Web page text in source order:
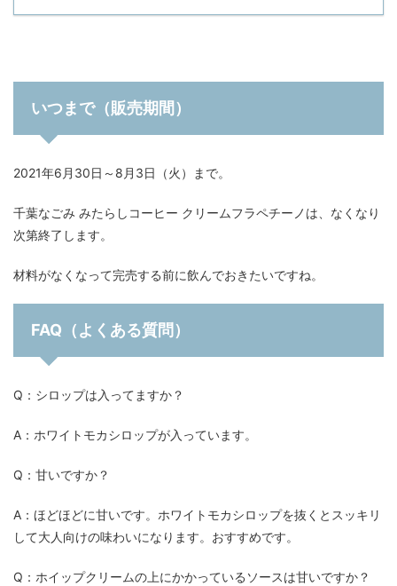
いつまで（販売期間）
2021年6月30日～8月3日（火）まで。
千葉なごみ みたらしコーヒー クリームフラペチーノは、なくなり
次第終了します。
材料がなくなって完売する前に飲んでおきたいですね。
FAQ（よくある質問）
Q：シロップは入ってますか？
A：ホワイトモカシロップが入っています。
Q：甘いですか？
A：ほどほどに甘いです。ホワイトモカシロップを抜くとスッキリ
して大人向けの味わいになります。おすすめです。
Q：ホイップクリームの上にかかっているソースは甘いですか？